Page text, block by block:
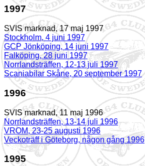
1997
SVIS marknad, 17 maj 1997
Stockholm, 4 juni 1997
GCP Jönköping, 14 juni 1997
Falköping, 28 juni 1997
Norrlandsträffen, 12-13 juli 1997
Scaniabilar Skåne, 20 september 1997
1996
SVIS marknad, 11 maj 1996
Norrlandsträffen, 13-14 juli 1996
VROM, 23-25 augusti 1996
Veckoträff i Göteborg, någon gång 1996
1995